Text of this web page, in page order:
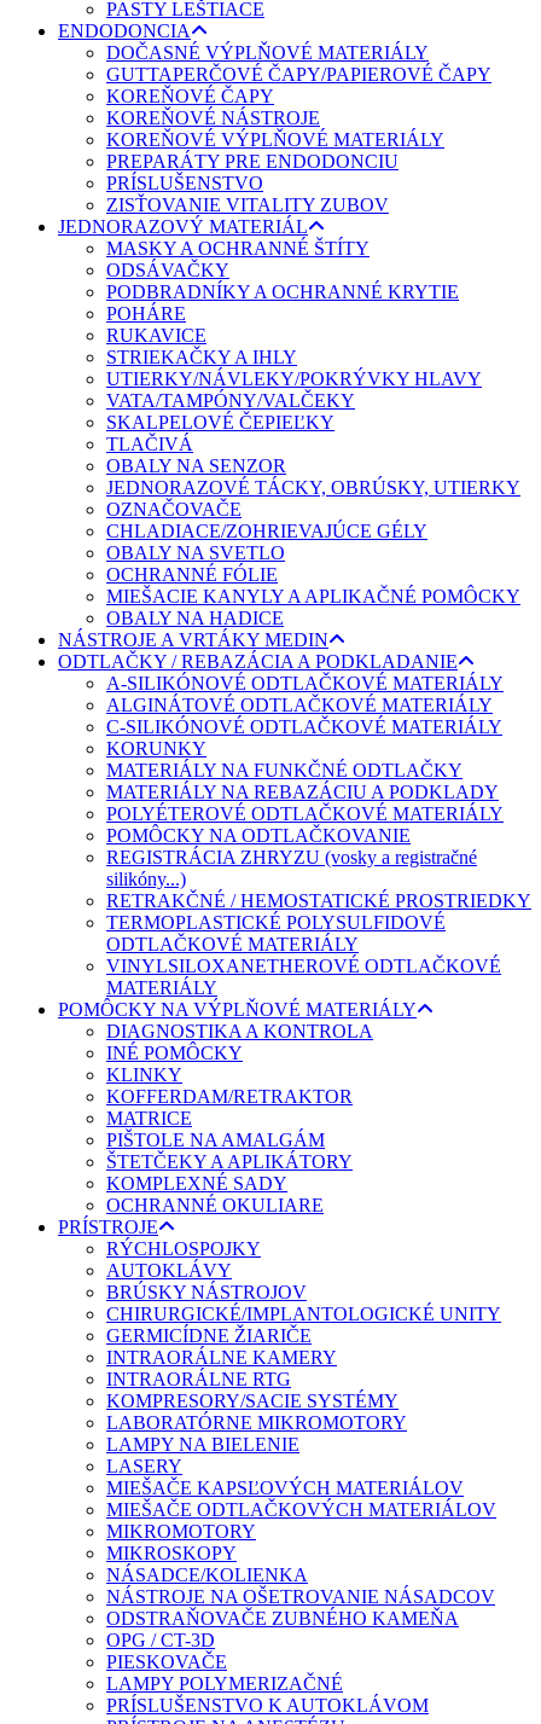
PASTY LEŠTIACE
ENDODONCIA
DOČASNÉ VÝPLŇOVÉ MATERIÁLY
GUTTAPERČOVÉ ČAPY/PAPIEROVÉ ČAPY
KOREŇOVÉ ČAPY
KOREŇOVÉ NÁSTROJE
KOREŇOVÉ VÝPLŇOVÉ MATERIÁLY
PREPARÁTY PRE ENDODONCIU
PRÍSLUŠENSTVO
ZISŤOVANIE VITALITY ZUBOV
JEDNORAZOVÝ MATERIÁL
MASKY A OCHRANNÉ ŠTÍTY
ODSÁVAČKY
PODBRADNÍKY A OCHRANNÉ KRYTIE
POHÁRE
RUKAVICE
STRIEKAČKY A IHLY
UTIERKY/NÁVLEKY/POKRÝVKY HLAVY
VATA/TAMPÓNY/VALČEKY
SKALPELOVÉ ČEPIEĽKY
TLAČIVÁ
OBALY NA SENZOR
JEDNORAZOVÉ TÁCKY, OBRÚSKY, UTIERKY
OZNAČOVAČE
CHLADIACE/ZOHRIEVAJÚCE GÉLY
OBALY NA SVETLO
OCHRANNÉ FÓLIE
MIEŠACIE KANYLY A APLIKAČNÉ POMÔCKY
OBALY NA HADICE
NÁSTROJE A VRTÁKY MEDIN
ODTLAČKY / REBAZÁCIA A PODKLADANIE
A-SILIKÓNOVÉ ODTLAČKOVÉ MATERIÁLY
ALGINÁTOVÉ ODTLAČKOVÉ MATERIÁLY
C-SILIKÓNOVÉ ODTLAČKOVÉ MATERIÁLY
KORUNKY
MATERIÁLY NA FUNKČNÉ ODTLAČKY
MATERIÁLY NA REBAZÁCIU A PODKLADY
POLYÉTEROVÉ ODTLAČKOVÉ MATERIÁLY
POMÔCKY NA ODTLAČKOVANIE
REGISTRÁCIA ZHRYZU (vosky a registračné
silikóny...)
RETRAKČNÉ / HEMOSTATICKÉ PROSTRIEDKY
TERMOPLASTICKÉ POLYSULFIDOVÉ
ODTLAČKOVÉ MATERIÁLY
VINYLSILOXANETHEROVÉ ODTLAČKOVÉ
MATERIÁLY
POMÔCKY NA VÝPLŇOVÉ MATERIÁLY
DIAGNOSTIKA A KONTROLA
INÉ POMÔCKY
KLINKY
KOFFERDAM/RETRAKTOR
MATRICE
PIŠTOLE NA AMALGÁM
ŠTETČEKY A APLIKÁTORY
KOMPLEXNÉ SADY
OCHRANNÉ OKULIARE
PRÍSTROJE
RÝCHLOSPOJKY
AUTOKLÁVY
BRÚSKY NÁSTROJOV
CHIRURGICKÉ/IMPLANTOLOGICKÉ UNITY
GERMICÍDNE ŽIARIČE
INTRAORÁLNE KAMERY
INTRAORÁLNE RTG
KOMPRESORY/SACIE SYSTÉMY
LABORATÓRNE MIKROMOTORY
LAMPY NA BIELENIE
LASERY
MIEŠAČE KAPSĽOVÝCH MATERIÁLOV
MIEŠAČE ODTLAČKOVÝCH MATERIÁLOV
MIKROMOTORY
MIKROSKOPY
NÁSADCE/KOLIENKA
NÁSTROJE NA OŠETROVANIE NÁSADCOV
ODSTRAŇOVAČE ZUBNÉHO KAMEŇA
OPG / CT-3D
PIESKOVAČE
LAMPY POLYMERIZAČNÉ
PRÍSLUŠENSTVO K AUTOKLÁVOM